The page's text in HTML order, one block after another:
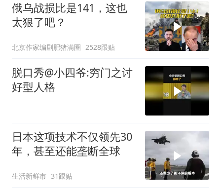
俄乌战损比是141，这也
太狠了吧？
北京作家编剧肥猪满圈 2528跟贴
脱口秀@小四爷:穷门之讨
好型人格
日本这项技术不仅领先30
年，甚至还能垄断全球
生活新鲜市 31跟贴